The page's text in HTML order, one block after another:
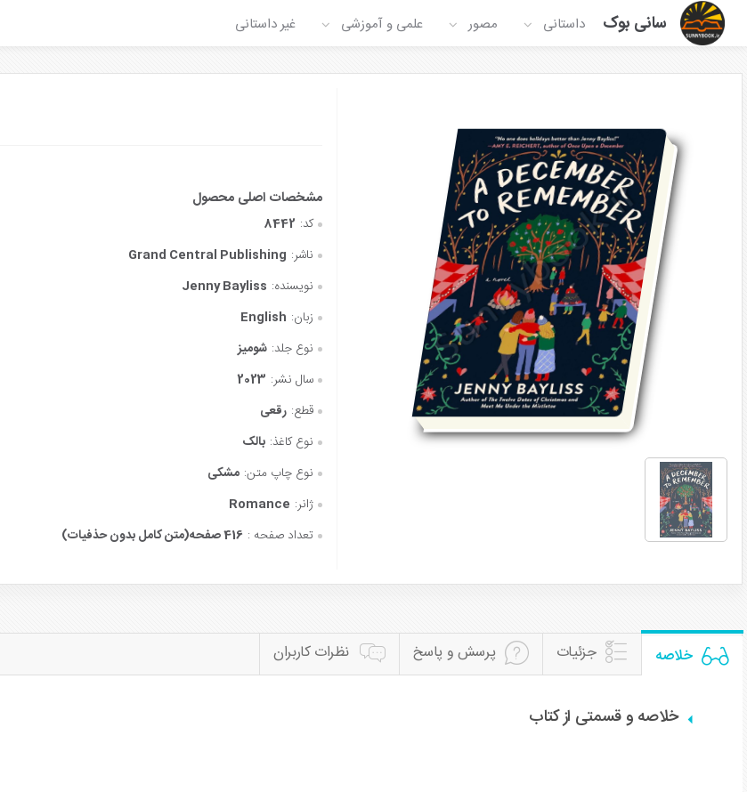
سانی بوک داستانی مصور علمی و آموزشی غیر داستانی
کد: 8442
ناشر: ‎ Grand Central Publishing
نویسنده: Jenny Bayliss
زبان: English
نوع جلد: شومیز
سال نشر: 2023
قطع: رقعی
نوع کاغذ: بالک
نوع چاپ متن: مشکی
ژانر: Romance
تعداد صفحه : 416 صفحه(متن کامل بدون حذفیات)
خلاصه جزئیات پرسش و پاسخ نظرات کاربران
خلاصه و قسمتی از کتاب